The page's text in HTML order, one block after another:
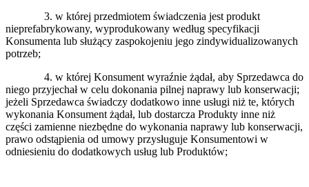
3. w której przedmiotem świadczenia jest produkt
nieprefabrykowany, wyprodukowany według specyfikacji
Konsumenta lub służący zaspokojeniu jego zindywidualizowanych
potrzeb;
4. w której Konsument wyraźnie żądał, aby Sprzedawca do
niego przyjechał w celu dokonania pilnej naprawy lub konserwacji;
jeżeli Sprzedawca świadczy dodatkowo inne usługi niż te, których
wykonania Konsument żądał, lub dostarcza Produkty inne niż
części zamienne niezbędne do wykonania naprawy lub konserwacji,
prawo odstąpienia od umowy przysługuje Konsumentowi w
odniesieniu do dodatkowych usług lub Produktów;